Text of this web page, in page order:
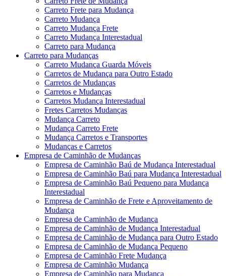
Carreto Frete para Mudança
Carreto Mudança
Carreto Mudança Frete
Carreto Mudança Interestadual
Carreto para Mudança
Carreto para Mudanças
Carreto Mudança Guarda Móveis
Carretos de Mudança para Outro Estado
Carretos de Mudanças
Carretos e Mudanças
Carretos Mudança Interestadual
Fretes Carretos Mudanças
Mudança Carreto
Mudança Carreto Frete
Mudança Carretos e Transportes
Mudanças e Carretos
Empresa de Caminhão de Mudanças
Empresa de Caminhão Baú de Mudança Interestadual
Empresa de Caminhão Baú para Mudança Interestadual
Empresa de Caminhão Baú Pequeno para Mudança
Interestadual
Empresa de Caminhão de Frete e Aproveitamento de
Mudança
Empresa de Caminhão de Mudança
Empresa de Caminhão de Mudança Interestadual
Empresa de Caminhão de Mudança para Outro Estado
Empresa de Caminhão de Mudança Pequeno
Empresa de Caminhão Frete Mudança
Empresa de Caminhão Mudança
Empresa de Caminhão para Mudança